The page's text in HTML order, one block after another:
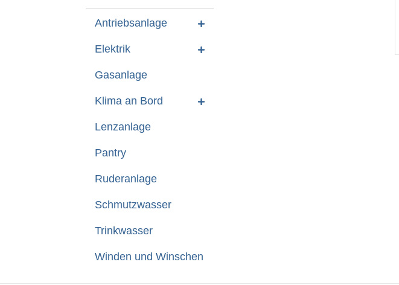
Antriebsanlage
Elektrik
Gasanlage
Klima an Bord
Lenzanlage
Pantry
Ruderanlage
Schmutzwasser
Trinkwasser
Winden und Winschen